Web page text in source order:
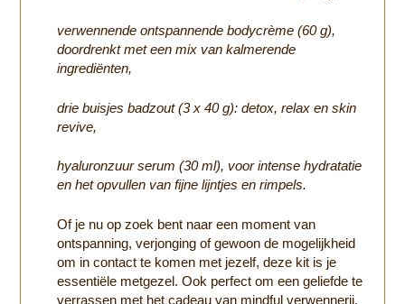
verwennende ontspannende bodycrème (60 g),
doordrenkt met een mix van kalmerende
ingrediënten,
drie buisjes badzout (3 x 40 g): detox, relax en skin
revive,
hyaluronzuur serum (30 ml), voor intense hydratatie
en het opvullen van fijne lijntjes en rimpels.
Of je nu op zoek bent naar een moment van
ontspanning, verjonging of gewoon de mogelijkheid
om in contact te komen met jezelf, deze kit is je
essentiële metgezel. Ook perfect om een geliefde te
verrassen met het cadeau van mindful verwennerij.